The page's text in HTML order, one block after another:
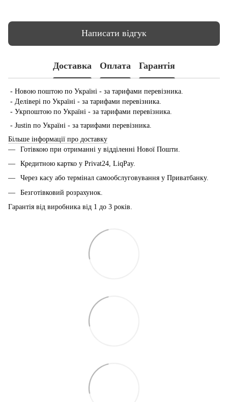
Написати відгук
Доставка Оплата Гарантія
- Новою поштою по Україні - за тарифами перевізника.
- Делівері по Україні - за тарифами перевізника.
- Укрпоштою по Україні - за тарифами перевізника.
- Justin по Україні - за тарифами перевізника.
Більше інформації про доставку
Готівкою при отриманні у відділенні Нової Пошти.
Кредитною картко у Privat24, LiqPay.
Через касу або термінал самообслуговування у Приватбанку.
Безготівковий розрахунок.
Гарантія від виробника від 1 до 3 років.